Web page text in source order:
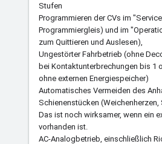
Stufen
Programmieren der CVs im
Programmiergleis) und im
zum Quittieren und Auslesen),
Ungestörter Fahrbetrieb (ohne
bei Kontaktunterbrechungen bis 1
ohne externen Energiespeicher)
Automatisches Vermeiden des
Schienenstücken (Weichenherzen,
Das ist noch wirksamer, wenn ein
vorhanden ist.
AC-Analogbetrieb, einschließlich